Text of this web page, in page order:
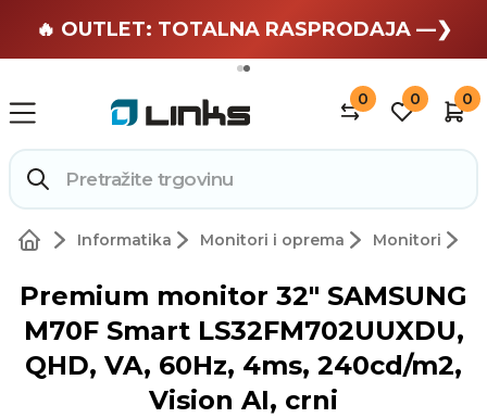
🏄 Zaslužuješ odmor —❯
🔥 OUTLET: TOTALNA RASPRODAJA —❯
0 0 0
Informatika Monitori i oprema Monitori
Premium monitor 32" SAMSUNG
M70F Smart LS32FM702UUXDU,
QHD, VA, 60Hz, 4ms, 240cd/m2,
Vision AI, crni